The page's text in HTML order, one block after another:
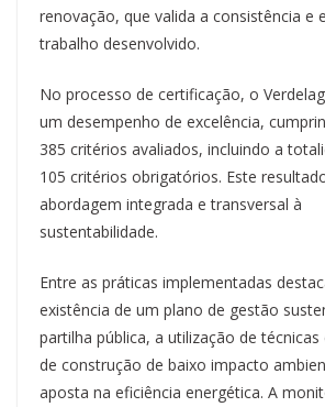
renovação, que valida a consistência e
trabalho desenvolvido.
No processo de certificação, o
um desempenho de excelência,
385 critérios avaliados, incluindo a
105 critérios obrigatórios. Este
abordagem integrada e transversal à
sustentabilidade.
Entre as práticas implementadas
existência de um plano de gestão
partilha pública, a utilização de técnicas
de construção de baixo impacto
aposta na eficiência energética. A